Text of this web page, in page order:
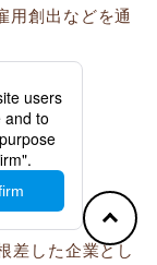
用創出などを通
差した企業とし